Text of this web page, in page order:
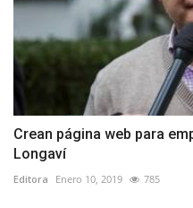
Crean página web para
Longaví
Editora Enero 10, 2019 785